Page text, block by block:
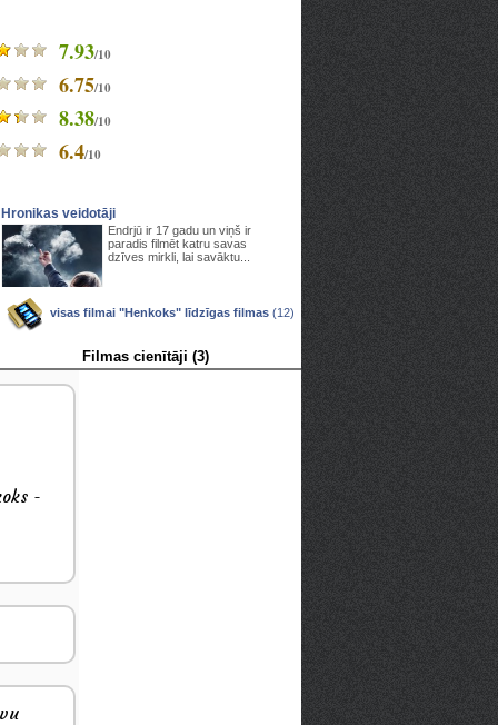
7.93/10
6.75/10
8.38/10
6.4/10
Hronikas veidotāji
Endrjū ir 17 gadu un viņš ir
paradis filmēt katru savas
dzīves mirkli, lai savāktu...
visas filmai "Henkoks" līdzīgas filmas (12)
-
Filmas cienītāji (3)